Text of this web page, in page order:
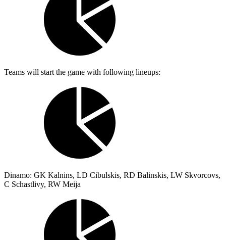
Teams will start the game with following lineups:
Dinamo: GK Kalnins, LD Cibulskis, RD Balinskis, LW Skvorcovs,
C Schastlivy, RW Meija